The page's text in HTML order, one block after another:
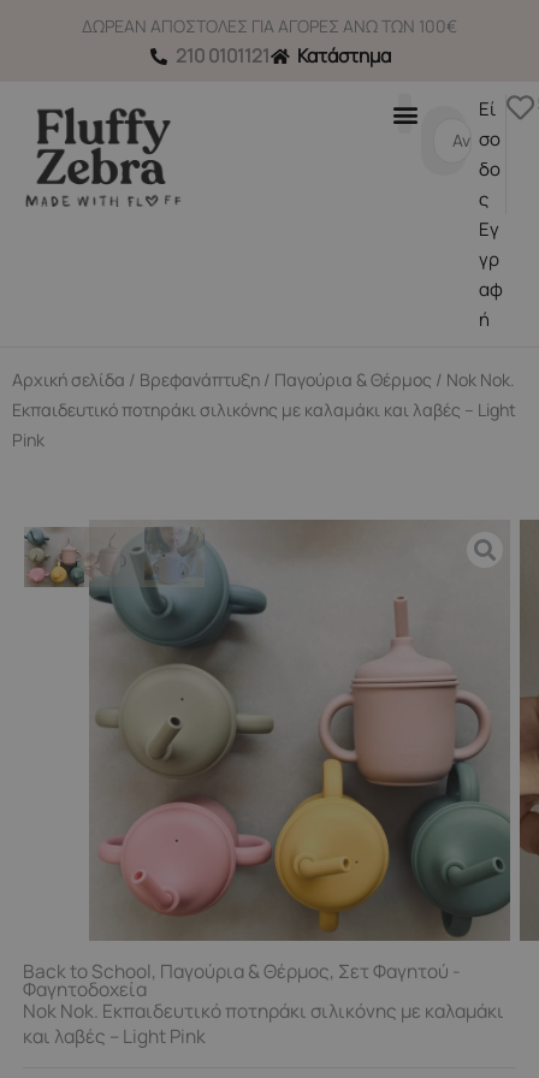
ΔΩΡΕΑΝ ΑΠΟΣΤΟΛΕΣ ΓΙΑ ΑΓΟΡΕΣ ΑΝΩ ΤΩΝ 100€
210 0101121 Κατάστημα
Search
Εί
σο
δο
ς
Εγ
γρ
αφ
ή
Αρχική σελίδα / Βρεφανάπτυξη / Παγούρια & Θέρμος / Nok Nok.
Εκπαιδευτικό ποτηράκι σιλικόνης με καλαμάκι και λαβές – Light
Pink
Back to School, Παγούρια & Θέρμος, Σετ Φαγητού -
Φαγητοδοχεία
Nok Nok. Εκπαιδευτικό ποτηράκι σιλικόνης με καλαμάκι
και λαβές – Light Pink